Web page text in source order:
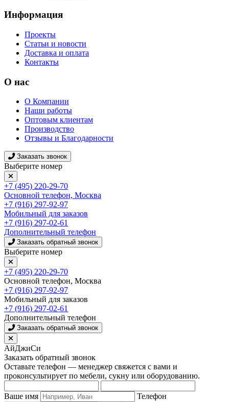
Информация
Проекты
Статьи и новости
Доставка и оплата
Контакты
О нас
О Компании
Наши работы
Оптовым клиентам
Производство
Отзывы и Благодарности
Заказать звонок
Выберите номер
+7 (495) 220-29-70
Основной телефон, Москва
+7 (916) 297-92-97
Мобильный для заказов
+7 (916) 297-02-61
Дополнительный телефон
Заказать обратный звонок
Выберите номер
+7 (495) 220-29-70
Основной телефон, Москва
+7 (916) 297-92-97
Мобильный для заказов
+7 (916) 297-02-61
Дополнительный телефон
Заказать обратный звонок
АйДжиСи
Заказать обратный звонок
Оставьте телефон — менеджер свяжется с вами и
проконсультирует по мебели, сукну или оборудованию.
Ваше имя
Телефон